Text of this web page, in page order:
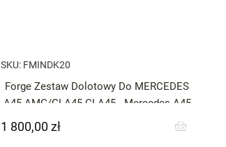
SKU: FMINDK20
Forge Zestaw Dolotowy Do MERCEDES
A45 AMG/GLA45 CLA45 - Mercedes A45
Cena
1 800,00 zł